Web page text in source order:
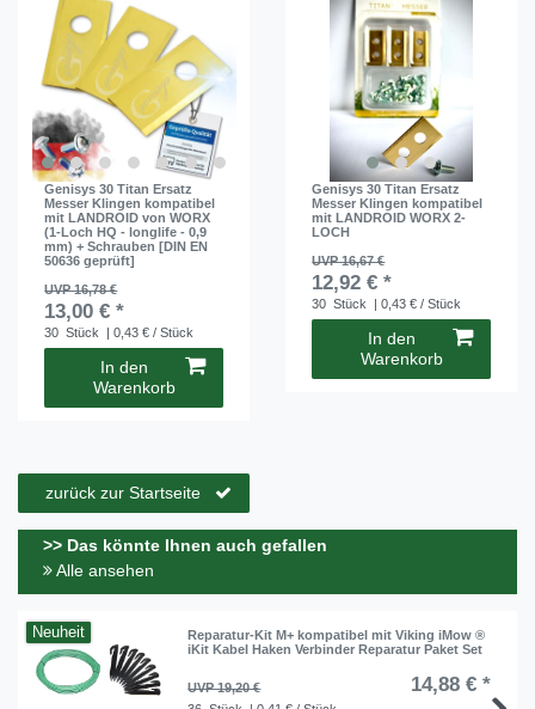
Genisys 30 Titan Ersatz
Messer Klingen kompatibel
mit LANDROID von WORX
(1-Loch HQ - longlife - 0,9
mm) + Schrauben [DIN EN
50636 geprüft]
UVP 16,78 €
13,00 € *
30 Stück | 0,43 € / Stück
In den
Warenkorb
Genisys 30 Titan Ersatz
Messer Klingen kompatibel
mit LANDROID WORX 2-
LOCH
UVP 16,67 €
12,92 € *
30 Stück | 0,43 € / Stück
In den
Warenkorb
zurück zur Startseite
>> Das könnte Ihnen auch gefallen
Alle ansehen
Neuheit
Reparatur-Kit M+ kompatibel mit Viking iMow ®
iKit Kabel Haken Verbinder Reparatur Paket Set
UVP 19,20 € 14,88 € *